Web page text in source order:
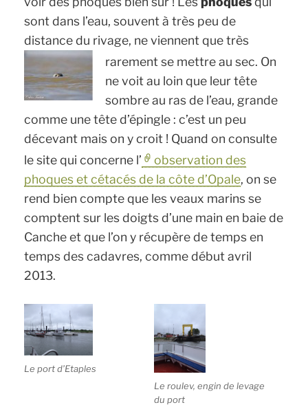
sont dans l’eau, souvent à très peu de
distance du rivage, ne viennent que très
rarement se mettre au sec. On
ne voit au loin que leur tête
sombre au ras de l’eau, grande
comme une tête d’épingle : c’est un peu
décevant mais on y croit ! Quand on consulte
le site qui concerne l’
observation des
phoques et cétacés de la côte d’Opale, on se
rend bien compte que les veaux marins se
comptent sur les doigts d’une main en baie de
Canche et que l’on y récupère de temps en
temps des cadavres, comme début avril
2013.
Le port d’Etaples
Le roulev, engin de levage
du port